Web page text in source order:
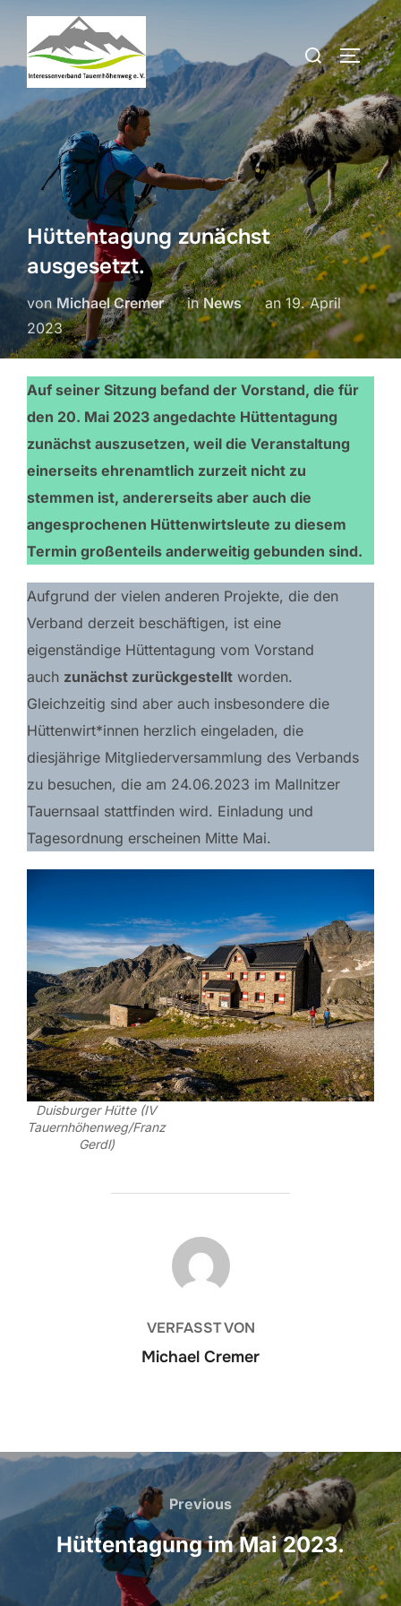
Zum
springen
Suchen
nach:
Hüttentagung zunächst
ausgesetzt.
vonMichael Cremer inNews anVeröffentlicht
am
19. April
2023
Auf seiner Sitzung befand der Vorstand, die für
den 20. Mai 2023 angedachte Hüttentagung
zunächst auszusetzen, weil die Veranstaltung
einerseits ehrenamtlich zurzeit nicht zu
stemmen ist, andererseits aber auch die
angesprochenen Hüttenwirtsleute zu diesem
Termin großenteils anderweitig gebunden sind.
Aufgrund der vielen anderen Projekte, die den
Verband derzeit beschäftigen, ist eine
eigenständige Hüttentagung vom Vorstand
auch zunächst zurückgestellt worden.
Gleichzeitig sind aber auch insbesondere die
Hüttenwirt*innen herzlich eingeladen, die
diesjährige Mitgliederversammlung des Verbands
zu besuchen, die am 24.06.2023 im Mallnitzer
Tauernsaal stattfinden wird. Einladung und
Tagesordnung erscheinen Mitte Mai.
Duisburger Hütte (IV
Tauernhöhenweg/Franz
Gerdl)
BEITRAGSAUTOR
VERFASST VON
Michael Cremer
Beitragsnavigation
Previous
Previous
Hüttentagung im Mai 2023.